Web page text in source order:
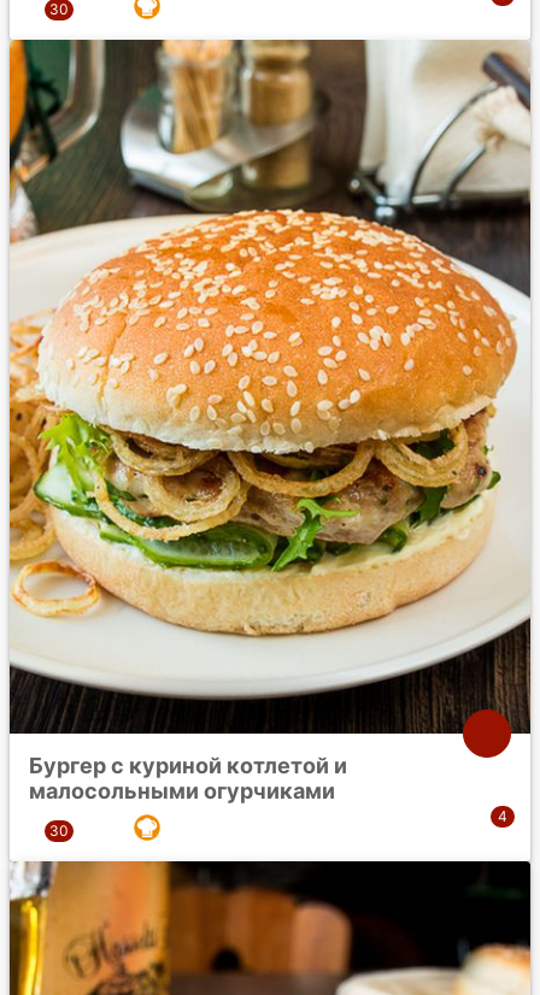
Бургер с куриной котлетой и
малосольными огурчиками